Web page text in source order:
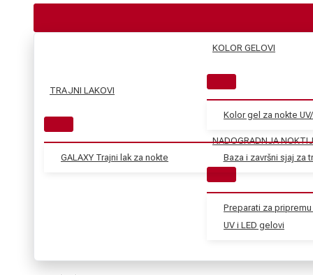
TRAJNI LAKOVI
GALAXY Trajni lak za nokte Baza i završni sjaj za
KOLOR GELOVI
Kolor gel za nokte
NADOGRADNJA
Preparati za pripremu
UV i LED gelovi